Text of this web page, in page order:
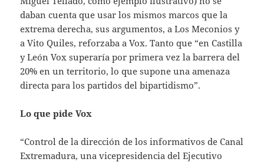
daban cuenta que usar los mismos marcos que la
extrema derecha, sus argumentos, a Los Meconios y
a Vito Quiles, reforzaba a Vox. Tanto que “en Castilla
y León Vox superaría por primera vez la barrera del
20% en un territorio, lo que supone una amenaza
directa para los partidos del bipartidismo”.
Lo que pide Vox
“Control de la dirección de los informativos de Canal
Extremadura, una vicepresidencia del Ejecutivo